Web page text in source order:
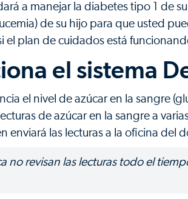
a manejar la diabetes tipo 1 de
de su hijo para que usted
el plan de cuidados está
el sistema
el nivel de azúcar en la sangre
de azúcar en la sangre a
enviará las lecturas a la oficina del
no revisan las lecturas todo el